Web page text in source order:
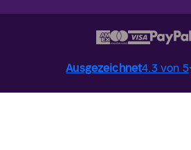
Ausgezeichnet4.3 von 5